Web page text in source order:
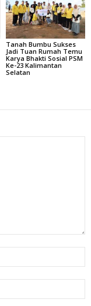
Tanah Bumbu Sukses
Jadi Tuan Rumah Temu
Karya Bhakti Sosial PSM
Ke-23 Kalimantan
Selatan